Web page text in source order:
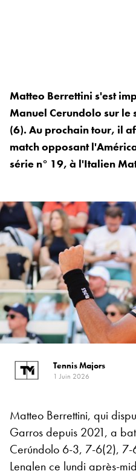
Matteo Berrettini s'est
Manuel Cerundolo sur le
(6). Au prochain tour, il
match opposant
série n° 19, à l'Italien
Tennis Majors
1 Juin 2026
Matteo Berrettini, qui
Garros depuis 2021, a
Cerúndolo 6-3, 7-6(2), 7-
Lenglen ce lundi après-